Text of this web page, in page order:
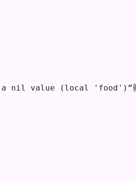
nil value (local 'food')”就是拿